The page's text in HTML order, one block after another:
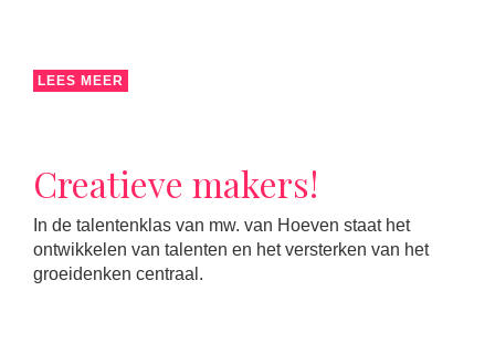
LEES MEER
Creatieve makers!
In de talentenklas van mw. van Hoeven staat het
ontwikkelen van talenten en het versterken van het
groeidenken centraal.